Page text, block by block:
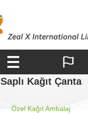
Saplı Kağıt Çanta
Özel Kağıt Ambalaj